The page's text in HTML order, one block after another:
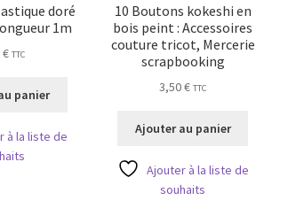
doré
1m
€ TTC
panier
à la liste de
10 Boutons kokeshi en
bois peint : Accessoires
couture tricot, Mercerie
scrapbooking
3,50€ TTC
Ajouter au panier
Ajouter à la liste de
souhaits